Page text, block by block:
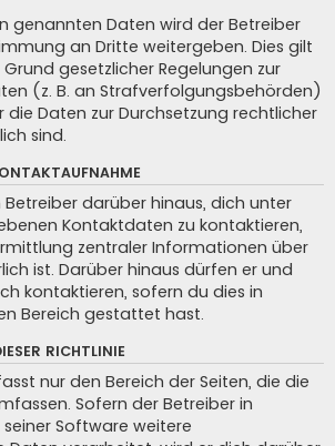
genannten Daten wird der Betreiber
an Dritte weitergeben. Dies gilt
gesetzlicher Regelungen zur
(z. B. an Strafverfolgungsbehörden)
Daten zur Durchsetzung rechtlicher
sind.
darüber hinaus, dich unter
Kontaktdaten zu kontaktieren,
zentraler Informationen über
ist. Darüber hinaus dürfen er und
kontaktieren, sofern du dies in
Bereich gestattet hast.
RICHTLINIE
nur den Bereich der Seiten, die die
Sofern der Betreiber in
Software weitere